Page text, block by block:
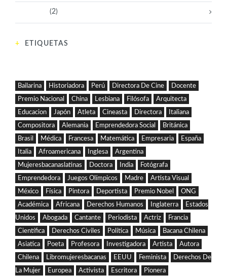
(2)
ETIQUETAS
Bailarina Historiadora Perú Directora De Cine
Docente
Premio Nacional
China Lesbiana Filósofa
Arquitecta
Educacion
Japón Atleta Cineasta Directora
Italiana
Compositora
Alemania Emprendedora Social
Británica
Brasil
Médica Francesa Matemática Empresaria
España
Italia
Afroamericana Inglesa
Argentina
Mujeresbacanaslatinas
Doctora India
Fotógrafa
Emprendedora
Juegos Olímpicos Madre
Artista Visual
México
Física Pintora Deportista Premio Nobel
ONG
Académica
Africana Derechos Humanos Inglaterra
Estados
Unidos
Abogada Cantante Periodista Actriz
Francia
Científica
Derechos Civiles Política Música
Bacana Chilena
Asiatica
Poeta Profesora Investigadora Artista
Autora
Chilena
Libromujeresbacanas EEUU Feminista
Derechos De
La Mujer
Europea Activista Escritora Pionera